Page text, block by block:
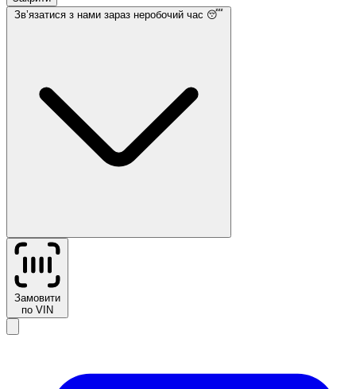
Звʼязатися з нами зараз неробочий час 😴
Замовити
по VIN